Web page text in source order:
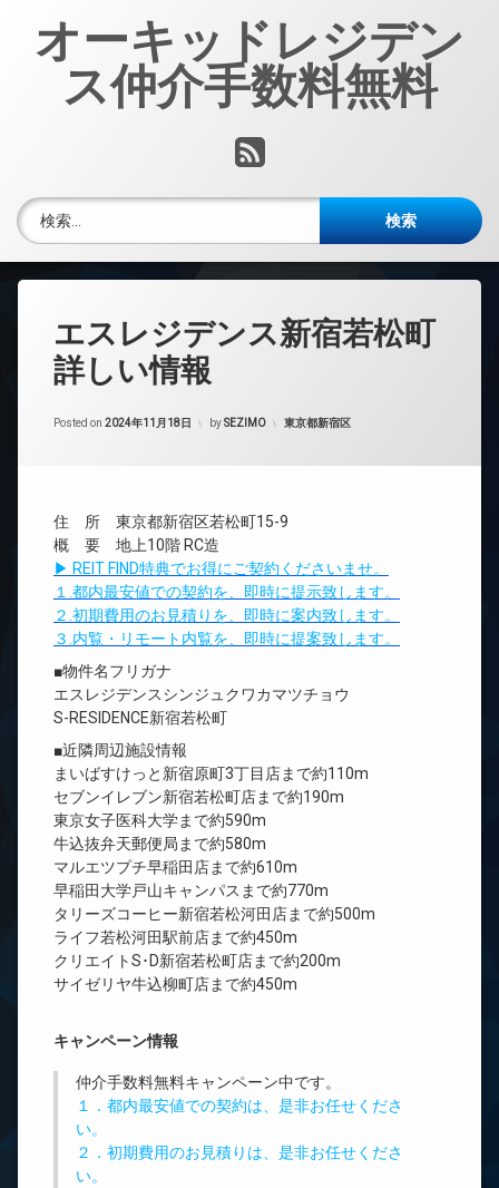
オーキッドレジデン
ス仲介手数料無料
RSS
検索:
エスレジデンス新宿若松町
詳しい情報
Posted on 2024年11月18日 bySEZIMO カテゴリー:
東京都新宿区
住 所 東京都新宿区若松町15-9
概 要 地上10階 RC造
▶ REIT FIND特典でお得にご契約くださいませ。
１.都内最安値での契約を、即時に提示致します。
２.初期費用のお見積りを、即時に案内致します。
３.内覧・リモート内覧を、即時に提案致します。
■物件名フリガナ
エスレジデンスシンジュクワカマツチョウ
S-RESIDENCE新宿若松町
■近隣周辺施設情報
まいばすけっと新宿原町3丁目店まで約110m
セブンイレブン新宿若松町店まで約190m
東京女子医科大学まで約590m
牛込抜弁天郵便局まで約580m
マルエツプチ早稲田店まで約610m
早稲田大学戸山キャンパスまで約770m
タリーズコーヒー新宿若松河田店まで約500m
ライフ若松河田駅前店まで約450m
クリエイトS･D新宿若松町店まで約200m
サイゼリヤ牛込柳町店まで約450m
キャンペーン情報
仲介手数料無料キャンペーン中です。
１．都内最安値での契約は、是非お任せくださ
い。
２．初期費用のお見積りは、是非お任せくださ
い。